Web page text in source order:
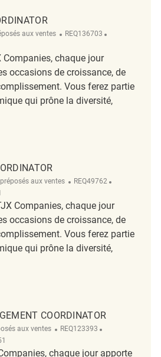
aux ventes ReqId
REQ136703
Companies, chaque jour
occasions de croissance, de
Vous ferez partie
qui prône la diversité,
Coordinator REQ136703
aux ventes ReqId
REQ49762
Companies, chaque jour
occasions de croissance, de
Vous ferez partie
qui prône la diversité,
Coordinator REQ49762
COORDINATOR
aux ventes ReqId
REQ123393
chaque jour apporte